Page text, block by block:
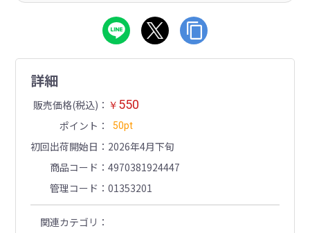
詳細
販売価格(税込) ￥ 550
ポイント 50pt
初回出荷開始日
2026年4月下旬
商品コード
4970381924447
管理コード
01353201
関連カテゴリ